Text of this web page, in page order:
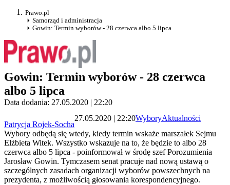
Prawo.pl
Samorząd i administracja
Gowin: Termin wyborów - 28 czerwca albo 5 lipca
Gowin: Termin wyborów - 28 czerwca
albo 5 lipca
Data dodania: 27.05.2020 | 22:20
Patrycja Rojek-Socha
27.05.2020 | 22:20WyboryAktualności
Wybory odbędą się wtedy, kiedy termin wskaże marszałek Sejmu
Elżbieta Witek. Wszystko wskazuje na to, że będzie to albo 28
czerwca albo 5 lipca - poinformował w środę szef Porozumienia
Jarosław Gowin. Tymczasem senat pracuje nad nową ustawą o
szczególnych zasadach organizacji wyborów powszechnych na
prezydenta, z możliwością głosowania korespondencyjnego.